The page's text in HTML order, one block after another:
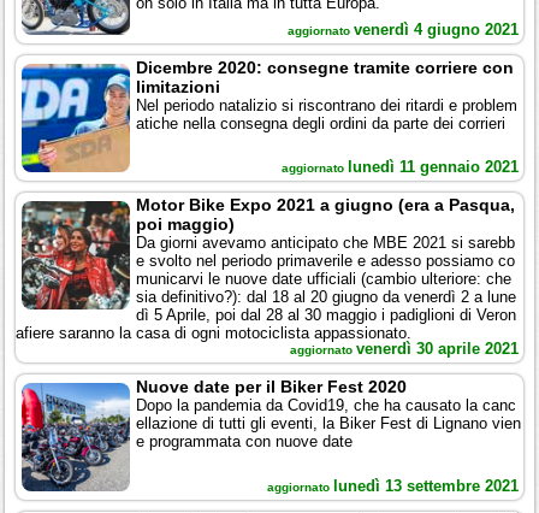
aggiornato venerdì 4 giugno 2021
Dicembre 2020: consegne tramite corriere con
limitazioni
Nel periodo natalizio si riscontrano dei ritardi e problem
atiche nella consegna degli ordini da parte dei corrieri
aggiornato lunedì 11 gennaio 2021
Motor Bike Expo 2021 a giugno (era a Pasqua,
poi maggio)
Da giorni avevamo anticipato che MBE 2021 si sarebb
e svolto nel periodo primaverile e adesso possiamo co
municarvi le nuove date ufficiali (cambio ulteriore: che
sia definitivo?): dal 18 al 20 giugno da venerdì 2 a lune
dì 5 Aprile, poi dal 28 al 30 maggio i padiglioni di Veron
afiere saranno la casa di ogni motociclista appassionato.
aggiornato venerdì 30 aprile 2021
Nuove date per il Biker Fest 2020
Dopo la pandemia da Covid19, che ha causato la canc
ellazione di tutti gli eventi, la Biker Fest di Lignano vien
e programmata con nuove date
aggiornato lunedì 13 settembre 2021